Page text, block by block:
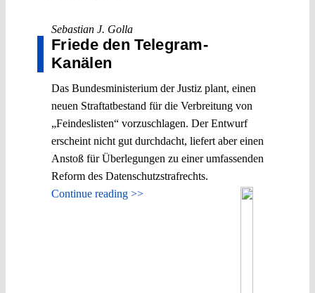
Sebastian J. Golla
Friede den Telegram-
Kanälen
Das Bundesministerium der Justiz plant, einen
neuen Straftatbestand für die Verbreitung von
„Feindeslisten“ vorzuschlagen. Der Entwurf
erscheint nicht gut durchdacht, liefert aber einen
Anstoß für Überlegungen zu einer umfassenden
Reform des Datenschutzstrafrechts.
Continue reading >>